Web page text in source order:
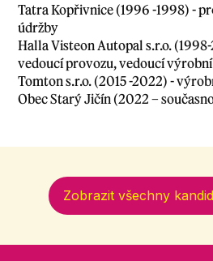
Tatra Kopřivnice (1996 -1998) -
údržby
Halla Visteon Autopal s.r.o.
vedoucí provozu, vedoucí
Tomton s.r.o. (2015 -2022) -
Obec Starý Jičín (2022 –
Zobrazit všechny